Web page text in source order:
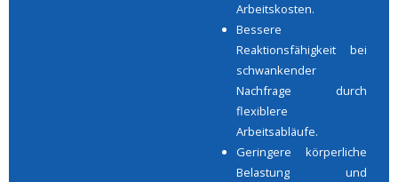
Arbeitskosten.
Bessere
Reaktionsfähigkeit bei
schwankender
Nachfrage durch
flexiblere
Arbeitsabläufe.
Geringere körperliche
Belastung und